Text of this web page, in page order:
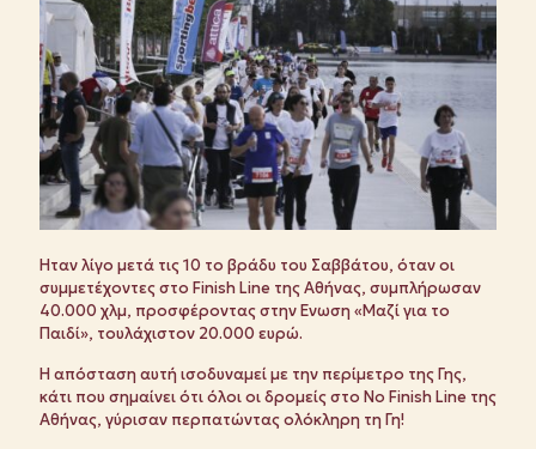
Ηταν λίγο μετά τις 10 το βράδυ του Σαββάτου, όταν οι
συμμετέχοντες στο Finish Line της Αθήνας, συμπλήρωσαν
40.000 χλμ, προσφέροντας στην Ενωση «Μαζί για το
Παιδί», τουλάχιστον 20.000 ευρώ.
Η απόσταση αυτή ισοδυναμεί με την περίμετρο της Γης,
κάτι που σημαίνει ότι όλοι οι δρομείς στο No Finish Line της
Αθήνας, γύρισαν περπατώντας ολόκληρη τη Γη!